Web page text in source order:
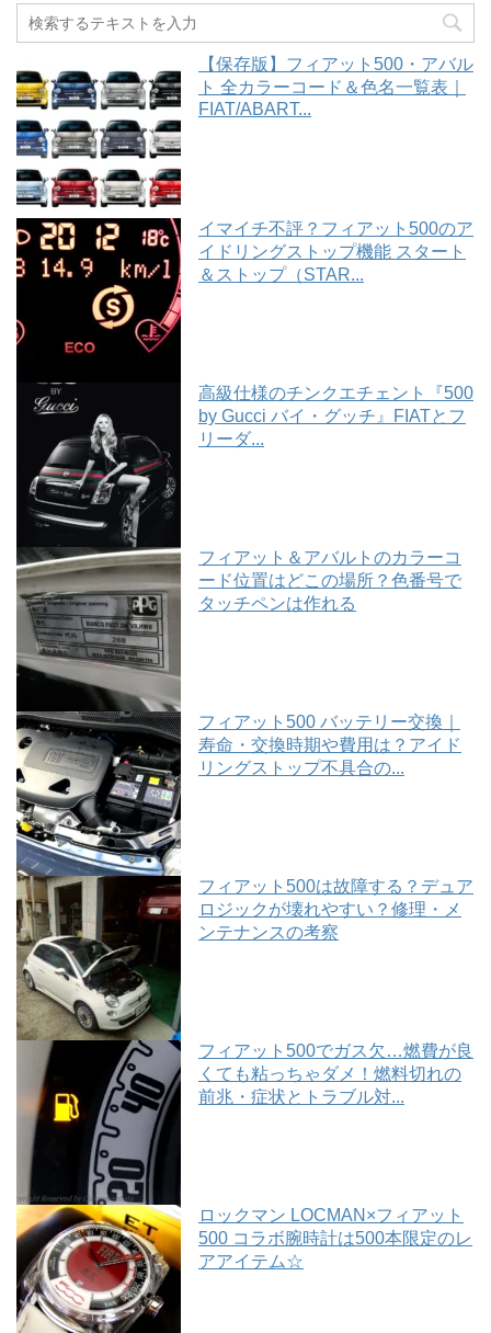
【保存版】フィアット500・アバル
ト 全カラーコード＆色名一覧表｜
FIAT/ABART...
イマイチ不評？フィアット500のア
イドリングストップ機能 スタート
＆ストップ（STAR...
高級仕様のチンクエチェント『500
by Gucci バイ・グッチ』FIATとフ
リーダ...
フィアット＆アバルトのカラーコ
ード位置はどこの場所？色番号で
タッチペンは作れる
フィアット500 バッテリー交換｜
寿命・交換時期や費用は？アイド
リングストップ不具合の...
フィアット500は故障する？デュア
ロジックが壊れやすい？修理・メ
ンテナンスの考察
フィアット500でガス欠…燃費が良
くても粘っちゃダメ！燃料切れの
前兆・症状とトラブル対...
ロックマン LOCMAN×フィアット
500 コラボ腕時計は500本限定のレ
アアイテム☆